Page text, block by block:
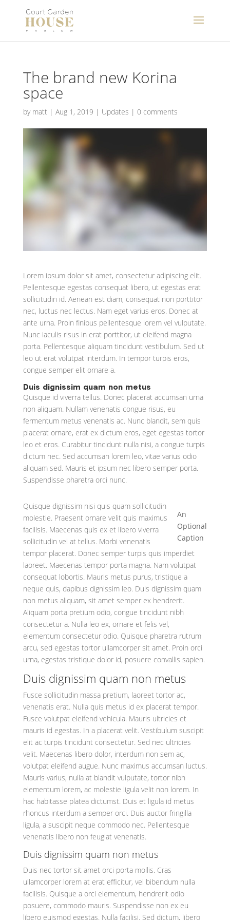
The brand new Korina
space
by matt| Aug 1, 2019 | Updates | 0 comments
Lorem ipsum dolor sit amet, consectetur adipiscing elit.
Pellentesque egestas consequat libero, ut egestas erat
sollicitudin id. Aenean est diam, consequat non porttitor
nec, luctus nec lectus. Nam eget varius eros. Donec at
ante urna. Proin finibus pellentesque lorem vel vulputate.
Nunc iaculis risus in erat porttitor, ut eleifend magna
porta. Pellentesque aliquam tincidunt vestibulum. Sed ut
leo ut erat volutpat interdum. In tempor turpis eros,
congue semper elit ornare a.
Duis dignissim quam non metus
Quisque id viverra tellus. Donec placerat accumsan urna
non aliquam. Nullam venenatis congue risus, eu
fermentum metus venenatis ac. Nunc blandit, sem quis
placerat ornare, erat ex dictum eros, eget egestas tortor
leo et eros. Curabitur tincidunt nulla nisi, a congue turpis
dictum nec. Sed accumsan lorem leo, vitae varius odio
aliquam sed. Mauris et ipsum nec libero semper porta.
Suspendisse pharetra orci nunc.
An
Optional
Caption
Quisque dignissim nisi quis quam sollicitudin
molestie. Praesent ornare velit quis maximus
facilisis. Maecenas quis ex et libero viverra
sollicitudin vel at tellus. Morbi venenatis
tempor placerat. Donec semper turpis quis imperdiet
laoreet. Maecenas tempor porta magna. Nam volutpat
consequat lobortis. Mauris metus purus, tristique a
neque quis, dapibus dignissim leo. Duis dignissim quam
non metus aliquam, sit amet semper ex hendrerit.
Aliquam porta pretium odio, congue tincidunt nibh
consectetur a. Nulla leo ex, ornare et felis vel,
elementum consectetur odio. Quisque pharetra rutrum
arcu, sed egestas tortor ullamcorper sit amet. Proin orci
urna, egestas tristique dolor id, posuere convallis sapien.
Duis dignissim quam non metus
Fusce sollicitudin massa pretium, laoreet tortor ac,
venenatis erat. Nulla quis metus id ex placerat tempor.
Fusce volutpat eleifend vehicula. Mauris ultricies et
mauris id egestas. In a placerat velit. Vestibulum suscipit
elit ac turpis tincidunt consectetur. Sed nec ultricies
velit. Maecenas libero dolor, interdum non sem ac,
volutpat eleifend augue. Nunc maximus accumsan luctus.
Mauris varius, nulla at blandit vulputate, tortor nibh
elementum lorem, ac molestie ligula velit non lorem. In
hac habitasse platea dictumst. Duis et ligula id metus
rhoncus interdum a semper orci. Duis auctor fringilla
ligula, a suscipit neque commodo nec. Pellentesque
venenatis libero non feugiat venenatis.
Duis dignissim quam non metus
Duis nec tortor sit amet orci porta mollis. Cras
ullamcorper lorem at erat efficitur, vel bibendum nulla
facilisis. Quisque a orci elementum, hendrerit odio
posuere, commodo mauris. Suspendisse non ex eu
libero euismod egestas. Nulla facilisi. Sed dictum, libero